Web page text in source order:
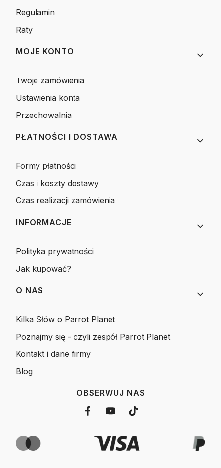
Regulamin
Raty
MOJE KONTO
Twoje zamówienia
Ustawienia konta
Przechowalnia
PŁATNOŚCI I DOSTAWA
Formy płatności
Czas i koszty dostawy
Czas realizacji zamówienia
INFORMACJE
Polityka prywatności
Jak kupować?
O NAS
Kilka Słów o Parrot Planet
Poznajmy się - czyli zespół Parrot Planet
Kontakt i dane firmy
Blog
OBSERWUJ NAS